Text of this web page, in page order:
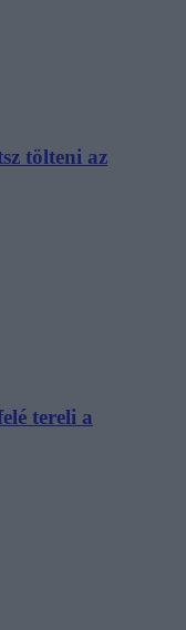
tölteni az
tereli a